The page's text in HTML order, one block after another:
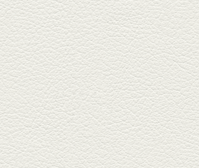
2025年11月7日放送
贅沢馬刺し盛合せ＆極上
馬肉しゃぶしゃぶ
籠町通り『熊本郷土料理 酒ト肴
もなか』で熊本県産の馬肉料理
を！...
2025年10月17日放送
ヒレ焼き＆牛ひれ肉汁カ
レー
武蔵小路で人気の『ヒレ肉じゅ
んちゃん』へ。『銀ハイ』で乾